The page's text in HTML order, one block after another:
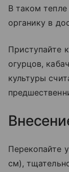
В таком
органику в
Приступайте
огурцов,
культуры
Перекопайте
см),